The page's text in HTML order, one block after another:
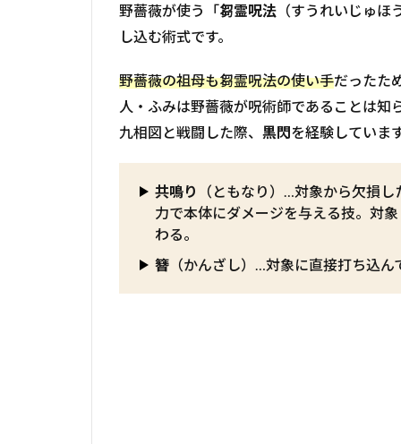
野薔薇が使う「芻霊呪法 （すうれいじゅ
し込む術式です。
野薔薇の祖母も芻霊呪法の使い手だったた
人・ふみは野薔薇が呪術師であることは
九相図と戦闘した際、 黒閃を経験していま
共鳴り
（ともなり）…対象から欠損
力で本体にダメージを与える技。対
わる。
簪 （かんざし）…対象に直接打ち込ん